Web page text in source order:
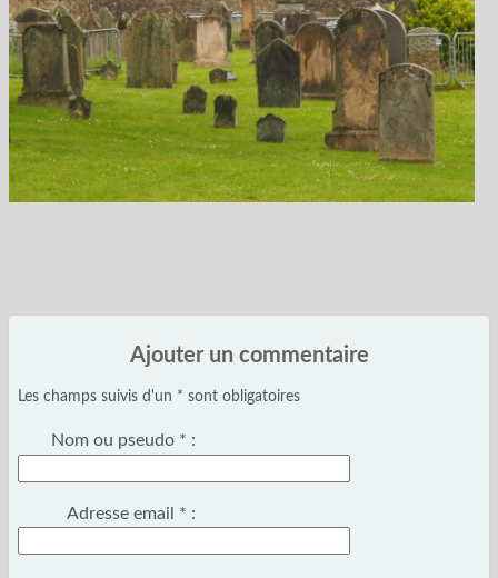
Ajouter un commentaire
Les champs suivis d'un * sont obligatoires
Nom ou pseudo * :
Adresse email * :